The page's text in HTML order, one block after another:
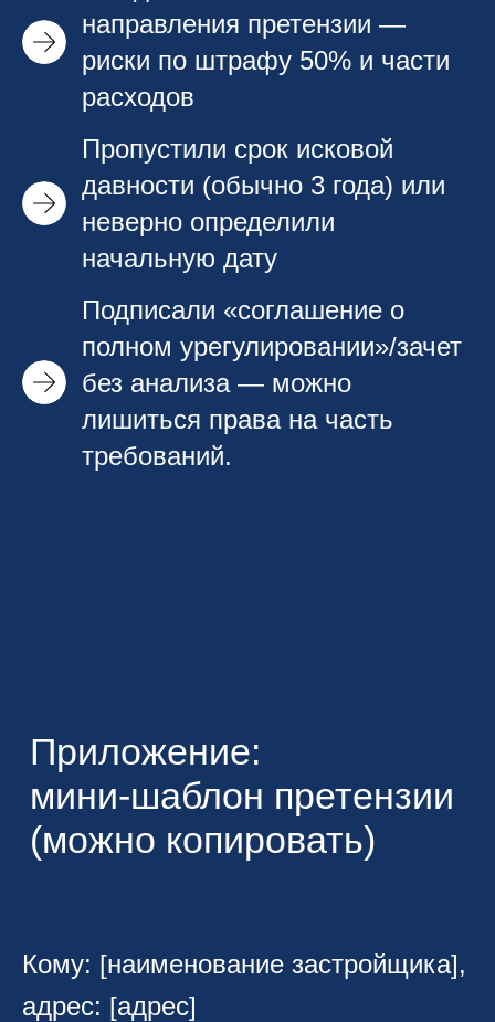
направления претензии —
риски по штрафу 50% и части
расходов
Пропустили срок исковой
давности (обычно 3 года) или
неверно определили
начальную дату
Подписали «соглашение о
полном урегулировании»/зачет
без анализа — можно
лишиться права на часть
требований.
Приложение:
мини‑шаблон претензии
(можно копировать)
Кому: [наименование застройщика],
адрес: [адрес]